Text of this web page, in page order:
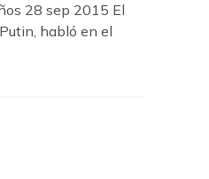
28 sep 2015 El
habló en el